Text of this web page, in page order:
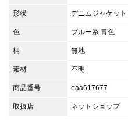
形状 デニムジャケット
色 ブルー系 青色
柄 無地
素材 不明
商品番号 eaa617677
取扱店 ネットショップ